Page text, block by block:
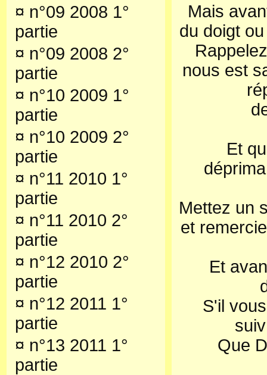
¤ n°09 2008 1°
partie
¤ n°09 2008 2°
partie
¤ n°10 2009 1°
partie
¤ n°10 2009 2°
partie
¤ n°11 2010 1°
partie
¤ n°11 2010 2°
partie
¤ n°12 2010 2°
partie
¤ n°12 2011 1°
partie
¤ n°13 2011 1°
partie
Mais
du doigt
nous est
Et
Mettez un
et
Et
S'il
Que